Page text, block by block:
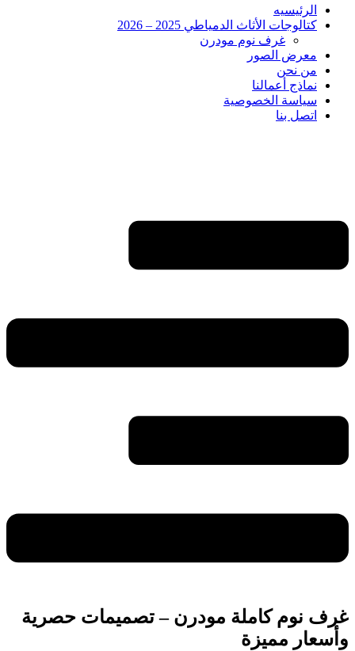
الرئيسيه
كتالوجات الأثاث الدمياطي 2025 – 2026
غرف نوم مودرن
معرض الصور
من نحن
نماذج أعمالنا
سياسة الخصوصية
اتصل بنا
غرف نوم كاملة مودرن – تصميمات حصرية
وأسعار مميزة